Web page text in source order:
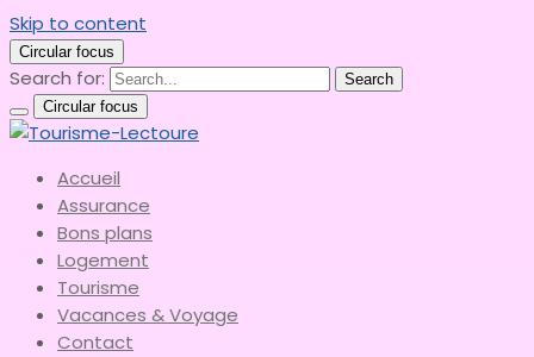
Skip to content
Circular focus
Search for:
Search
Circular focus
Tourisme-Lectoure
le meilleur du tourisme
Accueil
Assurance
Bons plans
Logement
Tourisme
Vacances & Voyage
Contact